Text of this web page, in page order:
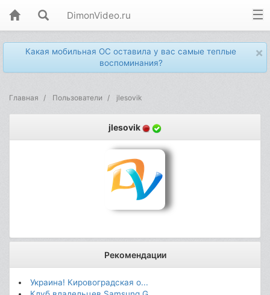
DimonVideo.ru
×
Какая мобильная ОС оставила у вас самые теплые
воспоминания?
Главная Пользователи jlesovik
jlesovik
Рекомендации
Украина! Кировоградская о...